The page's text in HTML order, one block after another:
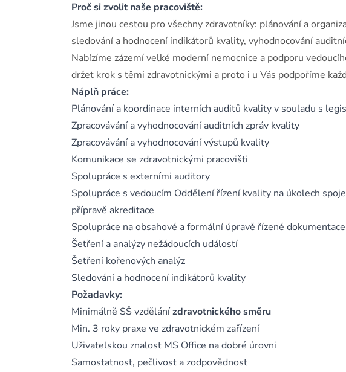
Proč si zvolit naše pracoviště:
Jsme jinou cestou pro všechny zdravotníky: plánování a
sledování a hodnocení indikátorů kvality, vyhodnocování
Nabízíme zázemí velké moderní nemocnice a podporu
držet krok s těmi zdravotnickými a proto i u Vás podpoříme
Náplň práce:
Plánování a koordinace interních auditů kvality v souladu s
Zpracovávání a vyhodnocování auditních zpráv kvality
Zpracovávání a vyhodnocování výstupů kvality
Komunikace se zdravotnickými pracovišti
Spolupráce s externími auditory
Spolupráce s vedoucím Oddělení řízení kvality na úkolech
přípravě akreditace
Spolupráce na obsahové a formální úpravě řízené dokumentace
Šetření a analýzy nežádoucích událostí
Šetření kořenových analýz
Sledování a hodnocení indikátorů kvality
Požadavky:
Minimálně SŠ vzdělánízdravotnického směru
Min. 3 roky praxe ve zdravotnickém zařízení
Uživatelskou znalost MS Office na dobré úrovni
Samostatnost, pečlivost a zodpovědnost